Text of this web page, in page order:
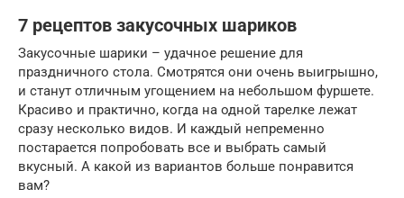
7 рецептов закусочных шариков
Закусочные шарики – удачное решение для
праздничного стола. Смотрятся они очень выигрышно,
и станут отличным угощением на небольшом фуршете.
Красиво и практично, когда на одной тарелке лежат
сразу несколько видов. И каждый непременно
постарается попробовать все и выбрать самый
вкусный. А какой из вариантов больше понравится
вам?